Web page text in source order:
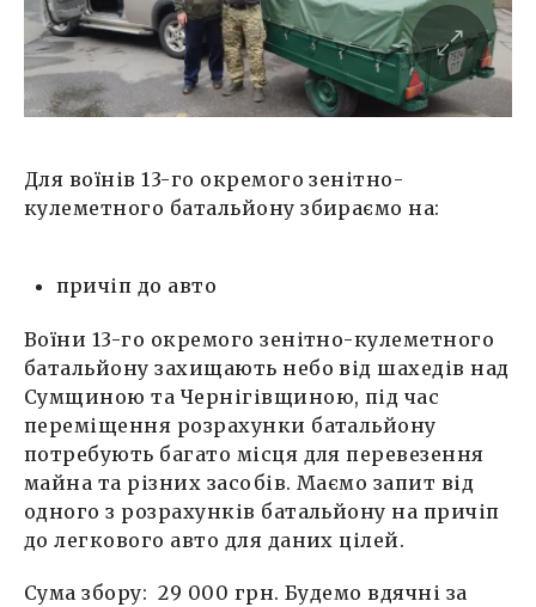
Для воїнів 13-го окремого зенітно-
кулеметного батальйону збираємо на:
причіп до авто
Воїни 13-го окремого зенітно-кулеметного
батальйону захищають небо від шахедів над
Сумщиною та Чернігівщиною, під час
переміщення розрахунки батальйону
потребують багато місця для перевезення
майна та різних засобів. Маємо запит від
одного з розрахунків батальйону на причіп
до легкового авто для даних цілей.
Сума збору: 29 000 грн. Будемо вдячні за